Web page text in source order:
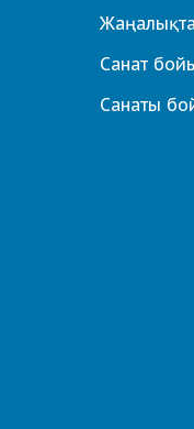
Санат
Санаты